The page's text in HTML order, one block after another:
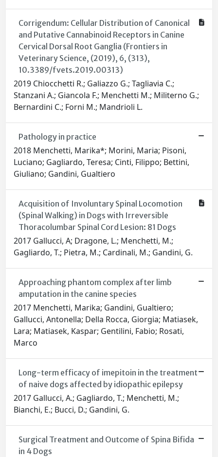
Corrigendum: Cellular Distribution of Canonical
and Putative Cannabinoid Receptors in Canine
Cervical Dorsal Root Ganglia (Frontiers in
Veterinary Science, (2019), 6, (313),
10.3389/fvets.2019.00313)
2019 Chiocchetti R.; Galiazzo G.; Tagliavia C.;
Stanzani A.; Giancola F.; Menchetti M.; Militerno G.;
Bernardini C.; Forni M.; Mandrioli L.
Pathology in practice
2018 Menchetti, Marika*; Morini, Maria; Pisoni,
Luciano; Gagliardo, Teresa; Cinti, Filippo; Bettini,
Giuliano; Gandini, Gualtiero
Acquisition of Involuntary Spinal Locomotion
(Spinal Walking) in Dogs with Irreversible
Thoracolumbar Spinal Cord Lesion: 81 Dogs
2017 Gallucci, A; Dragone, L.; Menchetti, M.;
Gagliardo, T.; Pietra, M.; Cardinali, M.; Gandini, G.
Approaching phantom complex after limb
amputation in the canine species
2017 Menchetti, Marika; Gandini, Gualtiero;
Gallucci, Antonella; Della Rocca, Giorgia; Matiasek,
Lara; Matiasek, Kaspar; Gentilini, Fabio; Rosati,
Marco
Long-term efficacy of imepitoin in the treatment
of naive dogs affected by idiopathic epilepsy
2017 Gallucci, A.; Gagliardo, T.; Menchetti, M.;
Bianchi, E.; Bucci, D.; Gandini, G.
Surgical Treatment and Outcome of Spina Bifida
in 4 Dogs